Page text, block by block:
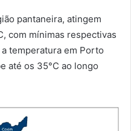
pantaneira, atingem
com mínimas respectivas
temperatura em Porto
até os 35°C ao longo